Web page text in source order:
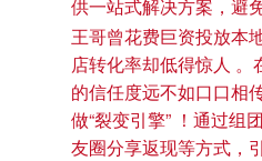
供一站式解决方案，避
王哥曾花费巨资投放本
店转化率却低得惊人
的信任度远不如口口相
做“裂变引擎” ！通过组
友圈分享返现等方式，